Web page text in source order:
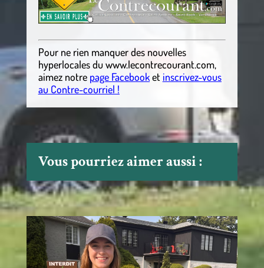
Pour ne rien manquer des nouvelles
hyperlocalesdu www.lecontrecourant.com,
aimez notre page Facebooket inscrivez-vous
au Contre-courriel !
Vous pourriez aimer aussi :